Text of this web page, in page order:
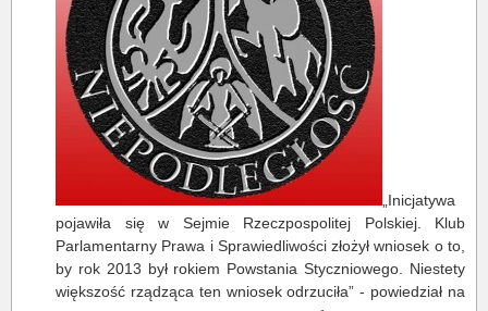
„Inicjatywa
pojawiła się w Sejmie Rzeczpospolitej Polskiej. Klub
Parlamentarny Prawa i Sprawiedliwości złożył wniosek o to,
by rok 2013 był rokiem Powstania Styczniowego. Niestety
większość rządząca ten wniosek odrzuciła” - powiedział na